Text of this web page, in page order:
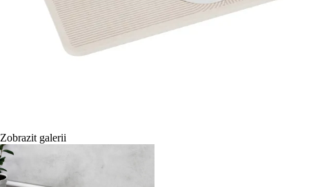
Zobrazit galerii